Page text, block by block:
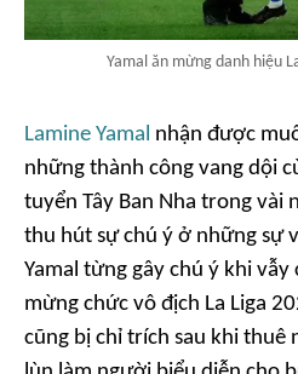
Yamal ăn mừng danh hiệu
Lamine Yamal nhận được
những thành công vang dội
tuyển Tây Ban Nha trong vài
thu hút sự chú ý ở những sự
Yamal từng gây chú ý khi
mừng chức vô địch La Liga
cũng bị chỉ trích sau khi thuê